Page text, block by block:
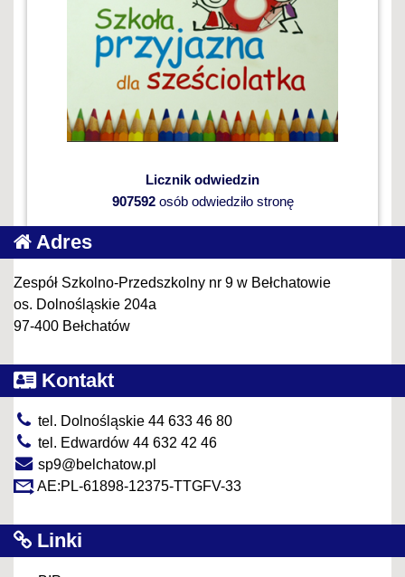
Licznik odwiedzin
907592osób odwiedziło stronę
Adres
Zespół Szkolno-Przedszkolny nr 9 w Bełchatowie
os. Dolnośląskie 204a
97-400 Bełchatów
Kontakt
tel. Dolnośląskie 44 633 46 80
tel. Edwardów 44 632 42 46
sp9@belchatow.pl
AE:PL-61898-12375-TTGFV-33
Linki